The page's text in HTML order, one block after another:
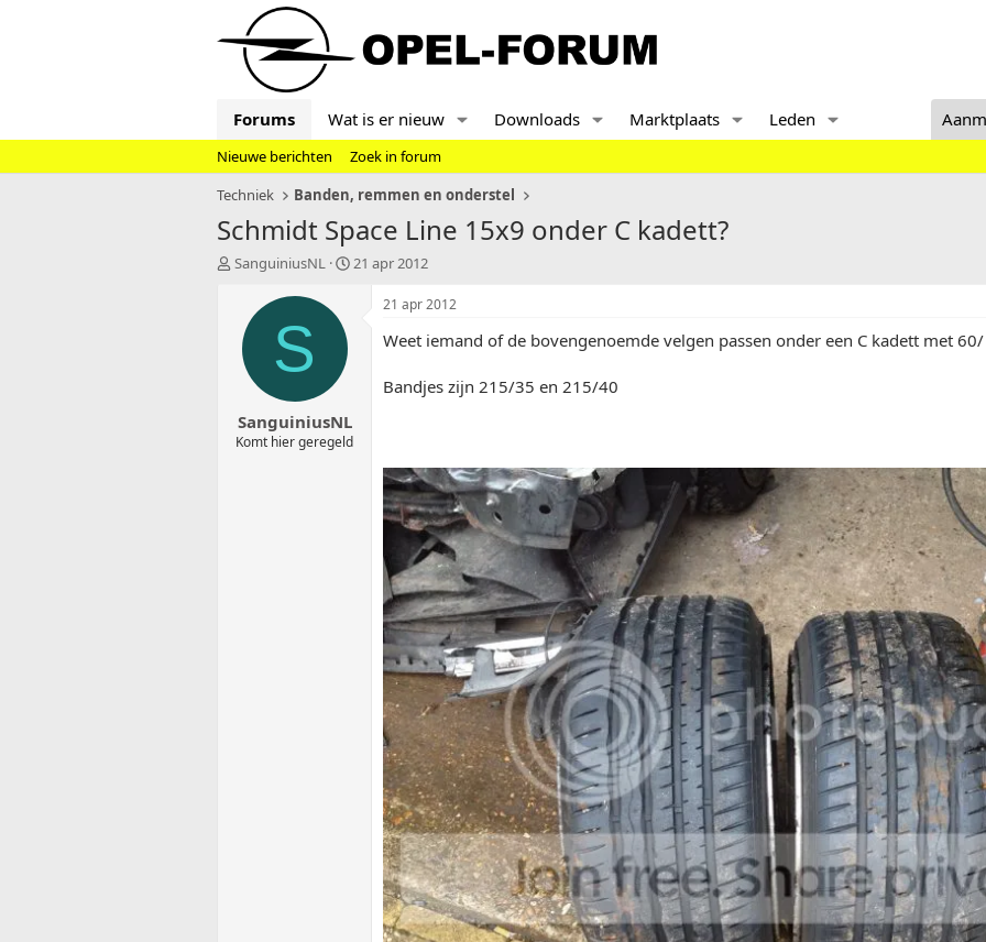
Forums Wat is er nieuw Downloads Marktplaats Leden
Nieuwe berichten
Zoek in forum
Techniek
Banden, remmen en onderstel
Schmidt Space Line 15x9 onder C kadett?
T
r
t
SanguiniusNL
S
m
21 apr 2012
S
SanguiniusNL
Komt hier geregeld
21 apr 2012
Weet iemand of de bovengenoemde velgen passen onder een C kadett met
Bandjes zijn 215/35 en 215/40